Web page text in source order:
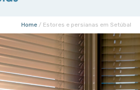
Home / Estores e persianas em Setúbal